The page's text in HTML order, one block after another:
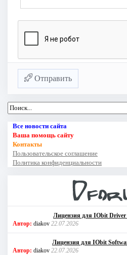
Отправить
Все новости сайта
Ваша помощь сайту
Контакты
Пользовательское соглашение
Политика конфиденциальности
Лицензия для IObit Driver
Автор: diakov 22.07.2026
Лицензия для IObit
Автор: diakov 22.07.2026